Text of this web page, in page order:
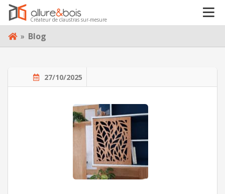
Skip
Créateur de claustras sur-mesure
» Blog
27/10/2025
INSPIRATIONS
VOTRE PROJET
À PROPOS